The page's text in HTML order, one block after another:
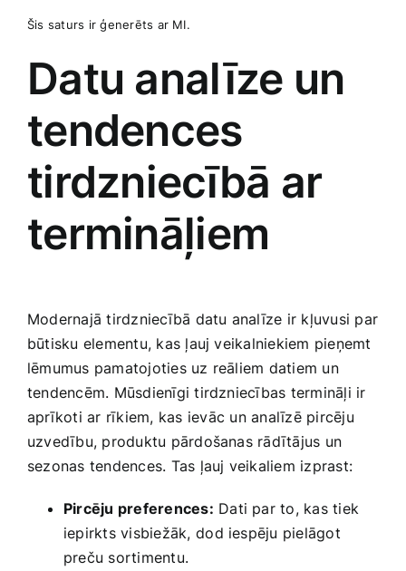
Šis saturs ir ģenerēts ar MI.
Datu analīze un
tendences
tirdzniecībā ar
termināļiem
Modernajā​ tirdzniecībā datu analīze ir kļuvusi par
būtisku elementu, kas ļauj‌ veikalniekiem ‌pieņemt
lēmumus‌ pamatojoties uz reāliem datiem un
tendencēm. ‌Mūsdienīgi tirdzniecības termināļi ir
aprīkoti ar rīkiem,​ kas⁤ ievāc un analīzē pircēju
uzvedību, produktu pārdošanas rādītājus un
sezonas tendences. Tas ļauj veikaliem izprast:
Pircēju preferences: Dati par to, kas tiek
iepirkts visbiežāk, ⁤dod iespēju pielāgot
preču sortimentu.